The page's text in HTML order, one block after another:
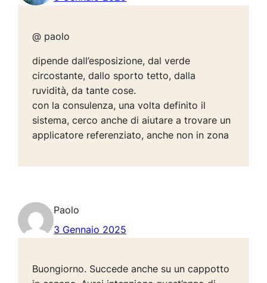
@ paolo
dipende dall’esposizione, dal verde
circostante, dallo sporto tetto, dalla
ruvidità, da tante cose.
con la consulenza, una volta definito il
sistema, cerco anche di aiutare a trovare un
applicatore referenziato, anche non in zona
Paolo
3 Gennaio 2025
Buongiorno. Succede anche su un cappotto